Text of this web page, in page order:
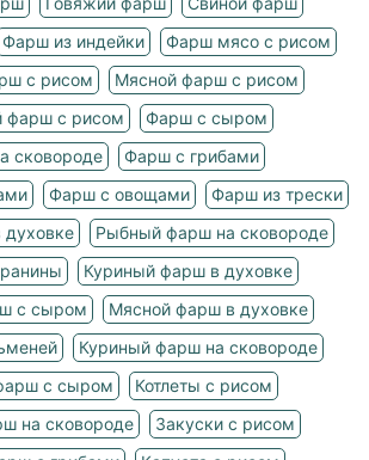
Фарш из индейки
Фарш мясо с рисом
с рисом
Мясной фарш с рисом
фарш с рисом
Фарш с сыром
сковороде
Фарш с грибами
Фарш с овощами
Фарш из трески
Рыбный фарш на сковороде
Куриный фарш в духовке
с сыром
Мясной фарш в духовке
Куриный фарш на сковороде
с сыром
Котлеты с рисом
на сковороде
Закуски с рисом